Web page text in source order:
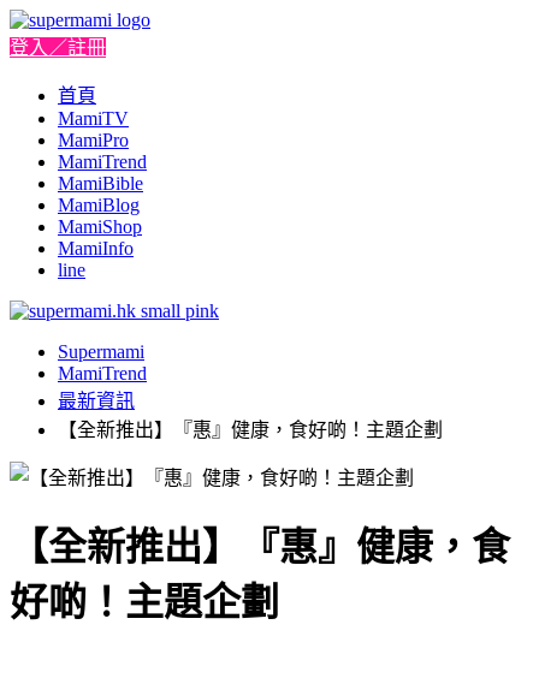
登入／註冊
首頁
MamiTV
MamiPro
MamiTrend
MamiBible
MamiBlog
MamiShop
MamiInfo
line
Supermami
MamiTrend
最新資訊
【全新推出】『惠』健康，食好啲！主題企劃
【全新推出】『惠』健康，食
好啲！主題企劃